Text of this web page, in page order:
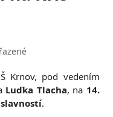
Krnov, pod vedením
Luďka Tlacha, na 14.
.